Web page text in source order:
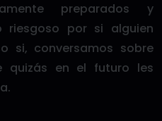
preparados y
riesgoso por si alguien
si, conversamos sobre
quizás en el futuro les